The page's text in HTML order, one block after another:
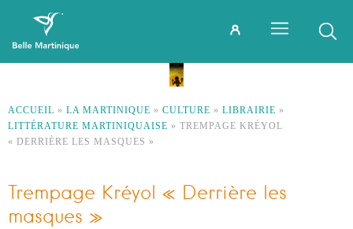
ACCUEIL » LA MARTINIQUE » CULTURE » LIBRAIRIE »
LITTÉRATURE MARTINIQUAISE » TREMPAGE KRÉYOL
« DERRIÈRE LES MASQUES »
Trempage Kréyol « Derrière les
masques »